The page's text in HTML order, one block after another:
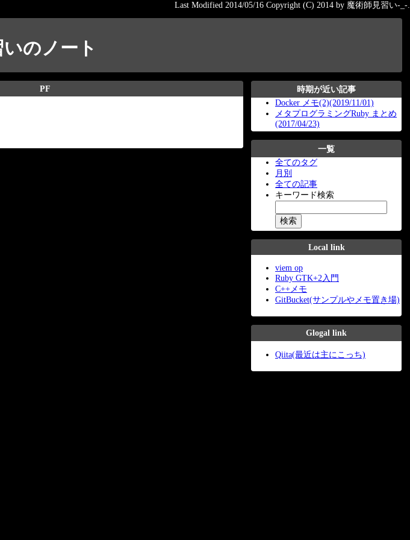
のノート
PF
時期が近い記事
Docker メモ(2)(2019/11/01)
メタプログラミングRuby まとめ
(2017/04/23)
一覧
全てのタグ
月別
全ての記事
キーワード検索
Local link
viem op
Ruby GTK+2入門
C++メモ
GitBucket(サンプルやメモ置き場)
Glogal link
Qiita(最近は主にこっち)
Last Modified 2014/05/16 Copyright (C) 2014 by 魔術師見習い-_-.